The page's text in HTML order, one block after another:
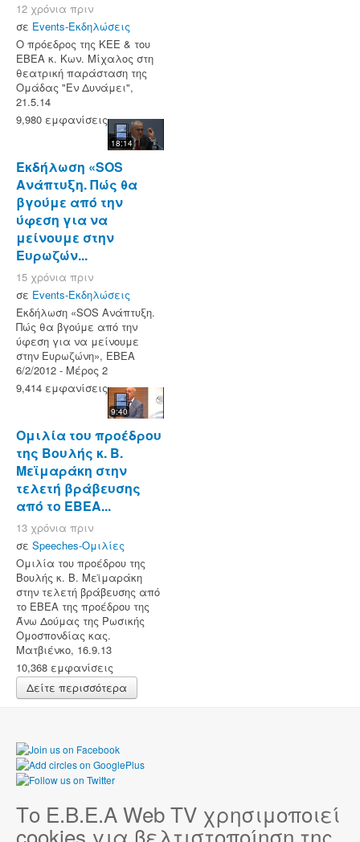
12 χρόνια πριν
σε Events-Εκδηλώσεις
Ο πρόεδρος της ΚΕΕ & του
ΕΒΕΑ κ. Κων. Μίχαλος στη
θεατρική παράσταση της
Ομάδας "Εν Δυνάμει",
21.5.14
9,980 εμφανίσεις
18:14
Εκδήλωση «SOS
Ανάπτυξη. Πώς θα
βγούμε από την
ύφεση για να
μείνουμε στην
Ευρωζών...
15 χρόνια πριν
σε Events-Εκδηλώσεις
Εκδήλωση «SOS Ανάπτυξη.
Πώς θα βγούμε από την
ύφεση για να μείνουμε
στην Ευρωζώνη», ΕΒΕΑ
6/2/2012 - Μέρος 2
9,414 εμφανίσεις
9:40
Ομιλία του προέδρου
της Βουλής κ. Β.
Μεϊμαράκη στην
τελετή βράβευσης
από το ΕΒΕΑ...
13 χρόνια πριν
σε Speeches-Ομιλίες
Ομιλία του προέδρου της
Βουλής κ. Β. Μεϊμαράκη
στην τελετή βράβευσης από
το ΕΒΕΑ της προέδρου της
Άνω Δούμας της Ρωσικής
Ομοσπονδίας κας.
Ματβιένκο, 16.9.13
10,368 εμφανίσεις
Δείτε περισσότερα
Το Ε.Β.Ε.Α Web TV χρησιμοποιεί